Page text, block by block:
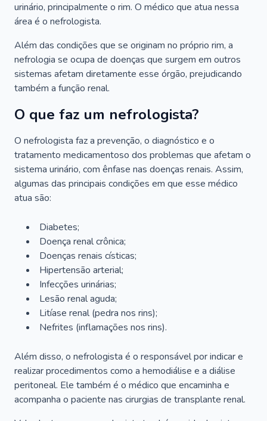
urinário, principalmente o rim. O médico que atua nessa
área é o nefrologista.
Além das condições que se originam no próprio rim, a
nefrologia se ocupa de doenças que surgem em outros
sistemas afetam diretamente esse órgão, prejudicando
também a função renal.
O que faz um nefrologista?
O nefrologista faz a prevenção, o diagnóstico e o
tratamento medicamentoso dos problemas que afetam o
sistema urinário, com ênfase nas doenças renais. Assim,
algumas das principais condições em que esse médico
atua são:
Diabetes;
Doença renal crônica;
Doenças renais císticas;
Hipertensão arterial;
Infecções urinárias;
Lesão renal aguda;
Litíase renal (pedra nos rins);
Nefrites (inflamações nos rins).
Além disso, o nefrologista é o responsável por indicar e
realizar procedimentos como a hemodiálise e a diálise
peritoneal. Ele também é o médico que encaminha e
acompanha o paciente nas cirurgias de transplante renal.